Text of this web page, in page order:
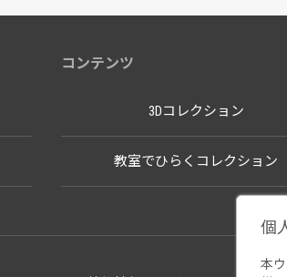
コンテンツ
3Dコレクション
教室でひらくコレクション
個
本